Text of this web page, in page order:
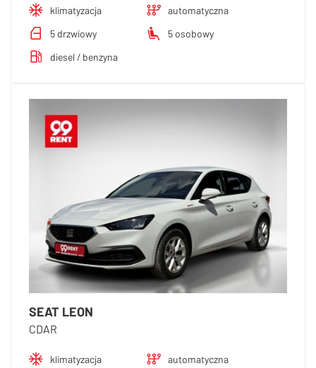
klimatyzacja
automatyczna
5 drzwiowy
5 osobowy
diesel / benzyna
SEAT LEON
CDAR
klimatyzacja
automatyczna